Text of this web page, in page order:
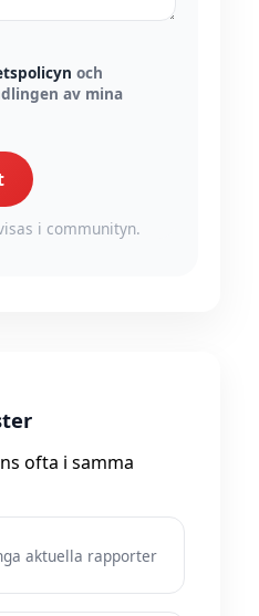
och
av mina
i communityn.
ofta i samma
aktuella rapporter